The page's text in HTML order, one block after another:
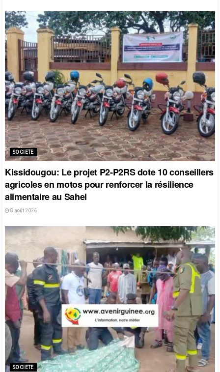
SOCIETE
Kissidougou: Le projet P2-P2RS dote 10 conseillers
agricoles en motos pour renforcer la résilience
alimentaire au Sahel
8 août 2026
SOCIETE